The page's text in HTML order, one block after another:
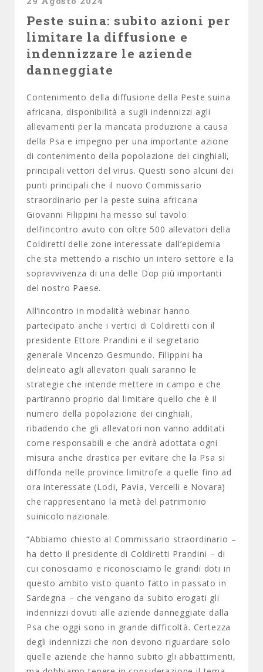
Peste suina: subito azioni per
limitare la diffusione e
indennizzare le aziende
danneggiate
Contenimento della diffusione della Peste suina
africana, disponibilità a sugli indennizzi agli
allevamenti per la mancata produzione a causa
della Psa e impegno per una importante azione
di contenimento della popolazione dei cinghiali,
principali vettori del virus. Questi sono alcuni dei
punti principali che il nuovo Commissario
straordinario per la peste suina africana
Giovanni Filippini ha messo sul tavolo
dell’incontro avuto con oltre 500 allevatori della
Coldiretti delle zone interessate dall’epidemia
che sta mettendo a rischio un intero settore e la
sopravvivenza di una delle Dop più importanti
del nostro Paese.
All’incontro in modalità webinar hanno
partecipato anche i vertici di Coldiretti con il
presidente Ettore Prandini e il segretario
generale Vincenzo Gesmundo. Filippini ha
delineato agli allevatori quali saranno le
strategie che intende mettere in campo e che
partiranno proprio dal limitare quello che è il
numero della popolazione dei cinghiali,
ribadendo che gli allevatori non vanno additati
come responsabili e che andrà adottata ogni
misura anche drastica per evitare che la Psa si
diffonda nelle province limitrofe a quelle fino ad
ora interessate (Lodi, Pavia, Vercelli e Novara)
che rappresentano la metà del patrimonio
suinicolo nazionale.
“Abbiamo chiesto al Commissario straordinario –
ha detto il presidente di Coldiretti Prandini – di
cui conosciamo e riconosciamo le grandi doti in
questo ambito visto quanto fatto in passato in
Sardegna – che vengano da subito erogati gli
indennizzi dovuti alle aziende danneggiate dalla
Psa che oggi sono in grande difficoltà. Certezza
degli indennizzi che non devono riguardare solo
quelle aziende che hanno subito gli abbattimenti,